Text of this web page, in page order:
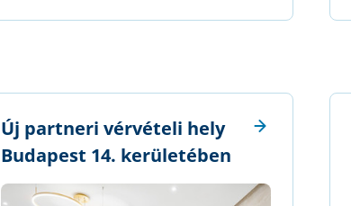
Új partneri vérvételi hely
Budapest 14. kerületében